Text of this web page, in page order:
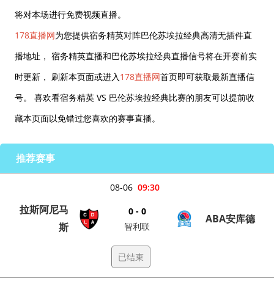
将对本场进行免费视频直播。
178直播网为您提供宿务精英对阵巴伦苏埃拉经典高清无插件直
播地址， 宿务精英直播和巴伦苏埃拉经典直播信号将在开赛前实
时更新， 刷新本页面或进入178直播网首页即可获取最新直播信
号。 喜欢看宿务精英 VS 巴伦苏埃拉经典比赛的朋友可以提前收
藏本页面以免错过您喜欢的赛事直播。
推荐赛事
09:30
08-06
拉斯阿尼马
斯
0 - 0
智利联
ABA安库德
已结束